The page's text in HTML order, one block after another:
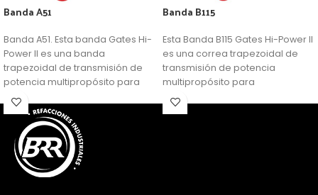
Banda A51
Banda A51. Esta banda Gates Hi-
Power II es una banda
trapezoidal de transmisión de
potencia multipropósito para
aplicaciones generalizadas.
Banda B115
Esta Banda B115 Gates Hi-Power II
es una correa trapezoidal de
transmisión de potencia
multipropósito para
aplicaciones generalizadas.